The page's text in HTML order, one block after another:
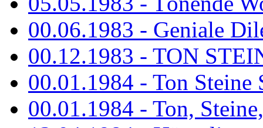
00.06.1983 - Geniale
00.12.1983 - TON
00.01.1984 - Ton Steine
00.01.1984 - Ton,